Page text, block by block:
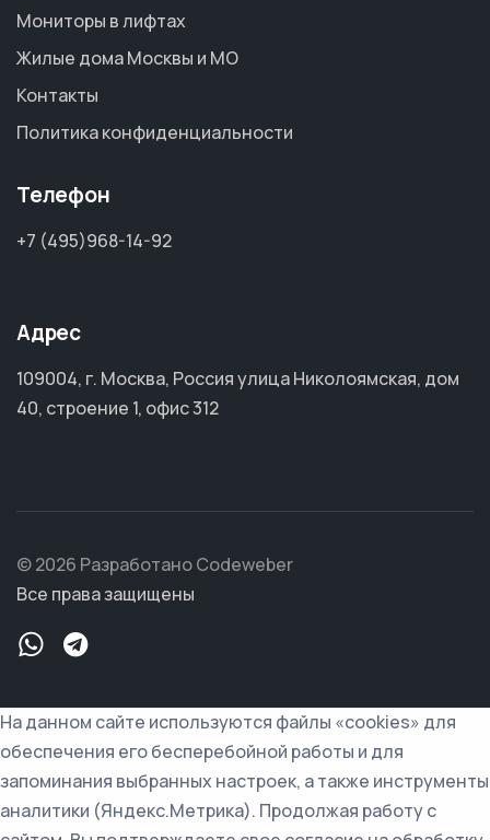
Мониторы в лифтах
Жилые дома Москвы и МО
Контакты
Политика конфиденциальности
Телефон
+7 (495)968-14-92
Адрес
109004, г. Москва, Россия улица Николоямская, дом
40, строение 1, офис 312
© 2026 Разработано Codeweber
Все права защищены
На данном сайте используются файлы «cookies» для
обеспечения его бесперебойной работы и для
запоминания выбранных настроек, а также инструменты
аналитики (Яндекс.Метрика). Продолжая работу с